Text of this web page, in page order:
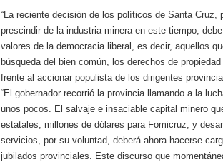
“La reciente decisión de los políticos de Santa Cruz,
prescindir de la industria minera en este tiempo,
valores de la democracia liberal, es decir, aquellos
búsqueda del bien común, los derechos de
frente al accionar populista de los dirigentes
“El gobernador recorrió la provincia llamando a la
unos pocos. El salvaje e insaciable capital minero
estatales, millones de dólares para Fomicruz, y
servicios, por su voluntad, deberá ahora hacerse
jubilados provinciales. Este discurso que